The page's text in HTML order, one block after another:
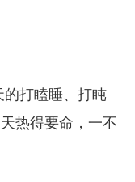
打瞌睡、打盹
热得要命，一不